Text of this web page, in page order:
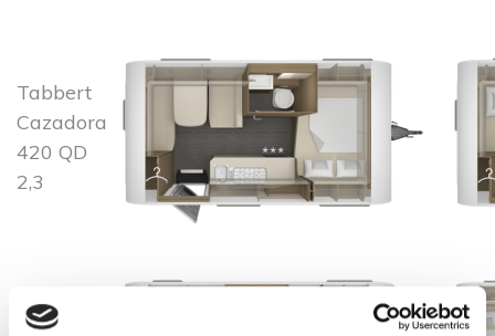
Tabbert
Cazadora
420 QD
2,3
Tabbert